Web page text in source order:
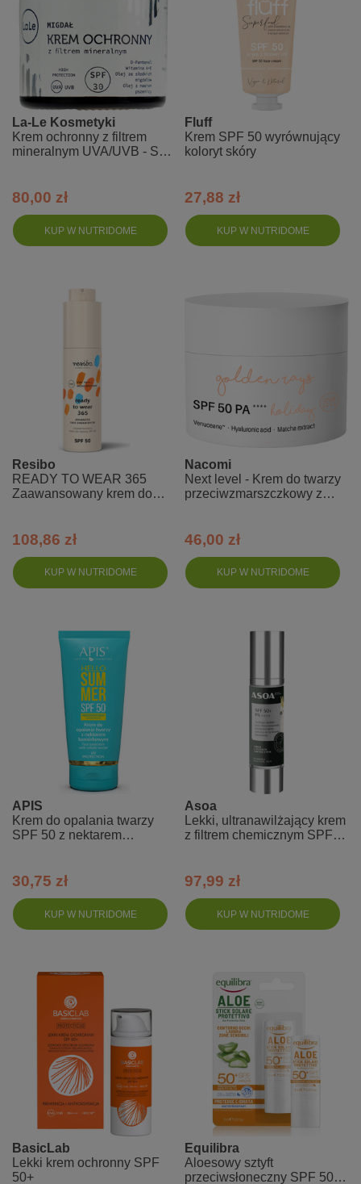
KUP W NUTRIDOME
La-Le Kosmetyki
Krem ochronny z filtrem
mineralnym UVA/UVB - SPF
80,00 zł
KUP W NUTRIDOME
Fluff
Krem SPF 50 wyrównujący
koloryt skóry
27,88 zł
KUP W NUTRIDOME
Resibo
READY TO WEAR 365
Zaawansowany krem do
108,86 zł
KUP W NUTRIDOME
Nacomi
Next level - Krem do twarzy
przeciwzmarszczkowy z
46,00 zł
KUP W NUTRIDOME
APIS
Krem do opalania twarzy
SPF 50 z nektarem
30,75 zł
KUP W NUTRIDOME
Asoa
Lekki, ultranawilżający krem
z filtrem chemicznym SPF
97,99 zł
BasicLab
Lekki krem ochronny SPF
50+
Equilibra
Aloesowy sztyft
przeciwsłoneczny SPF 50+